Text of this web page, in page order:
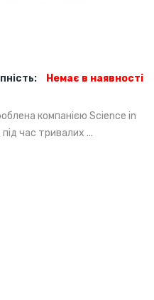
Немає в наявності
компанією Science in
час тривалих ...